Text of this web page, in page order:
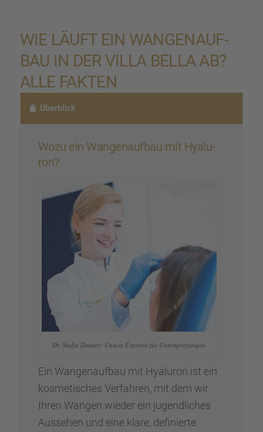
WIE LÄUFT EIN WANGEN­AUF­
BAU IN DER VILLA BELLA AB?
ALLE FAKTEN
Überblick
Wozu ein Wangen­auf­bau mit Hyalu­
ron?
Dr. Nadja Zimmer: Unsere Exper­tin für Unter­sprit­zun­gen
Ein Wangen­auf­bau mit Hyalu­ron ist ein
kosme­ti­sches Verfah­ren, mit dem wir
Ihren Wangen wieder ein jugend­li­ches
Ausse­hen und eine klare, definierte